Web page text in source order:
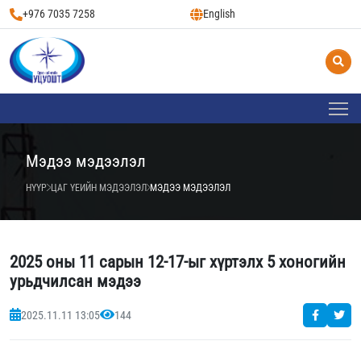
+976 7035 7258 English
Мэдээ мэдээлэл
НҮҮР ЦАГ ҮЕИЙН МЭДЭЭЛЭЛ МЭДЭЭ МЭДЭЭЛЭЛ
2025 оны 11 сарын 12-17-ыг хүртэлх 5 хоногийн
урьдчилсан мэдээ
2025.11.11 13:05 144